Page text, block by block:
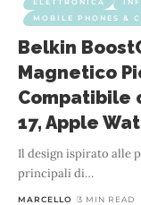
MOBILE PHONES &
Belkin
Magnetico
Compatibile
17, Apple
Il design ispirato alle
principali di…
MARCELLO 3 MIN READ